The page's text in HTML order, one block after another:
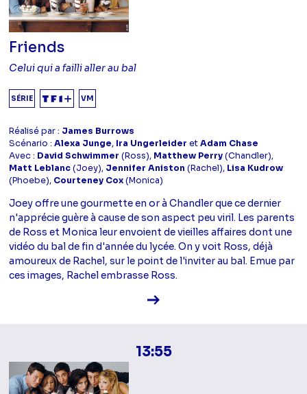
Friends
Celui qui a failli aller au bal
SÉRIE VM
Réalisé par : James Burrows
Scénario :Alexa Junge, Ira Ungerleider etAdam Chase
Avec : David Schwimmer (Ross), Matthew Perry(Chandler),
Matt Leblanc(Joey), Jennifer Aniston (Rachel), Lisa Kudrow
(Phoebe), Courteney Cox(Monica)
Joey offre une gourmette en or à Chandler que ce dernier
n'apprécie guère à cause de son aspect peu viril. Les parents
de Ross et Monica leur envoient de vieilles affaires dont une
vidéo du bal de fin d'année du lycée. On y voit Ross, déjà
amoureux de Rachel, sur le point de l'inviter au bal. Emue par
ces images, Rachel embrasse Ross.
Voir la fiche diffusion
13:55